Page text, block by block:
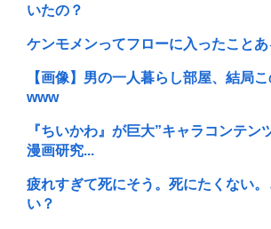
いたの？
ケンモメンってフローに入ったこと
【画像】男の一人暮らし部屋、結局
www
『ちいかわ』が巨大”キャラコンテン
漫画研究...
疲れすぎて死にそう。死にたくない
い？